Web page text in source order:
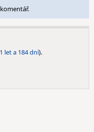
let a 184 dní).